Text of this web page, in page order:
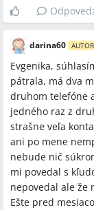
darina60 AUTOR
Evgenika,
pátrala, má dva
druhom telefóne
jedného raz z
strašne veľa
ani po mene
nebude nič
mi povedal s
nepovedal ale že
Ešte pred